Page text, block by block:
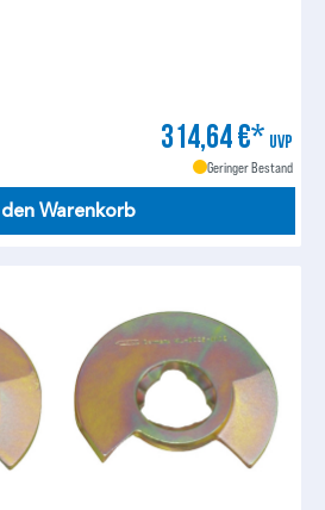
314,64 €* UVP
Geringer Bestand
Warenkorb